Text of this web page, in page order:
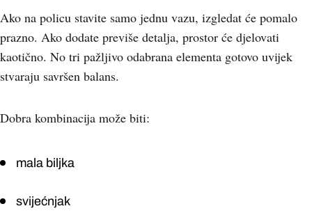
Ako na policu stavite samo jednu vazu, izgledat će pomalo
prazno. Ako dodate previše detalja, prostor će djelovati
kaotično. No tri pažljivo odabrana elementa gotovo uvijek
stvaraju savršen balans.
Dobra kombinacija može biti:
mala biljka
svijećnjak